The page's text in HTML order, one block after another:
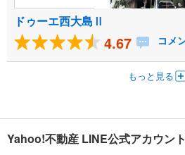
ドゥーエ西大島Ⅱ
4.67 コメ
もっと見る
Yahoo!不動産 LINE公式アカウント